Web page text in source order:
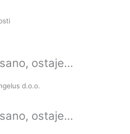
ostaje...
d.o.o.
ostaje...